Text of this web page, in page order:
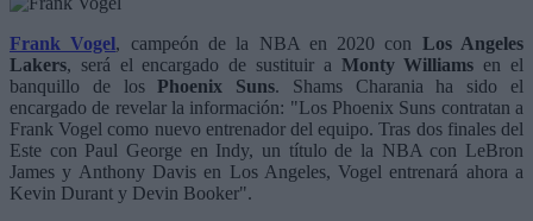
Frank Vogel, campeón de la NBA en 2020 con Los Angeles
Lakers, será el encargado de sustituir a Monty Williams en el
banquillo de losPhoenix Suns. Shams Charania ha sido el
encargado de revelar la información: "Los Phoenix Suns contratan a
Frank Vogel como nuevo entrenador del equipo. Tras dos finales del
Este con Paul George en Indy, un título de la NBA con LeBron
James y Anthony Davis en Los Angeles, Vogel entrenará ahora a
Kevin Durant y Devin Booker".